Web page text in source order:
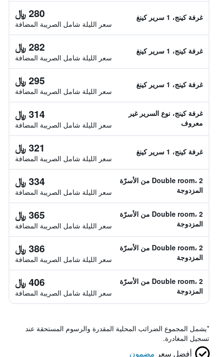
غرفة كينج، 1 سرير كينغ 280 ﷼
سعر الليلة شامل الصريبة المضافة
غرفة كينج، 1 سرير كينغ 282 ﷼
سعر الليلة شامل الصريبة المضافة
غرفة كينج، 1 سرير كينغ 295 ﷼
سعر الليلة شامل الصريبة المضافة
غرفة كينج، نوع السرير غير
معروف
314 ﷼
سعر الليلة شامل الصريبة المضافة
غرفة كينج، 1 سرير كينغ 321 ﷼
سعر الليلة شامل الصريبة المضافة
Double room، 2 من الأسرّة
المزدوجة
334 ﷼
سعر الليلة شامل الصريبة المضافة
Double room، 2 من الأسرّة
المزدوجة
365 ﷼
سعر الليلة شامل الصريبة المضافة
Double room، 2 من الأسرّة
المزدوجة
386 ﷼
سعر الليلة شامل الصريبة المضافة
Double room، 2 من الأسرّة
المزدوجة
406 ﷼
سعر الليلة شامل الصريبة المضافة
*يشمل المجموع الضرائب المحلية المقدرة والرسوم المستحقة عند
تسجيل المغادرة.
أفضل سعر مضمون